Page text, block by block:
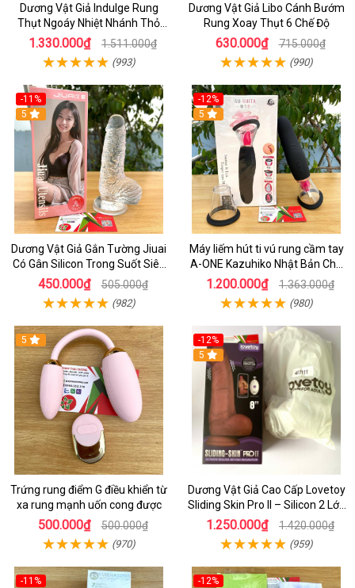
Dương Vật Giả Indulge Rung
Thụt Ngoáy Nhiệt Nhánh Thỏ
Kích Điểm G
1.330.000₫ 1.511.000₫
(993)
Dương Vật Giả Libo Cánh Bướm
Rung Xoay Thụt 6 Chế Độ
630.000₫ 715.000₫
(990)
-11%
5
Dương Vật Giả Gắn Tường Jiuai
Có Gân Silicon Trong Suốt Siêu
Mềm
450.000₫ 505.000₫
(982)
-12%
5
Máy liếm hút ti vú rung cầm tay
A-ONE Kazuhiko Nhật Bản Cho
Nữ massage
1.200.000₫ 1.363.000₫
(980)
5
Trứng rung điểm G điều khiển từ
xa rung mạnh uốn cong được
500.000₫ 500.000₫
(970)
-12%
5
Dương Vật Giả Cao Cấp Lovetoy
Sliding Skin Pro II – Silicon 2 Lớp
Mềm Mịn, Rung Đa Tần Từ Xa
1.250.000₫ 1.420.000₫
(959)
-11% -12%